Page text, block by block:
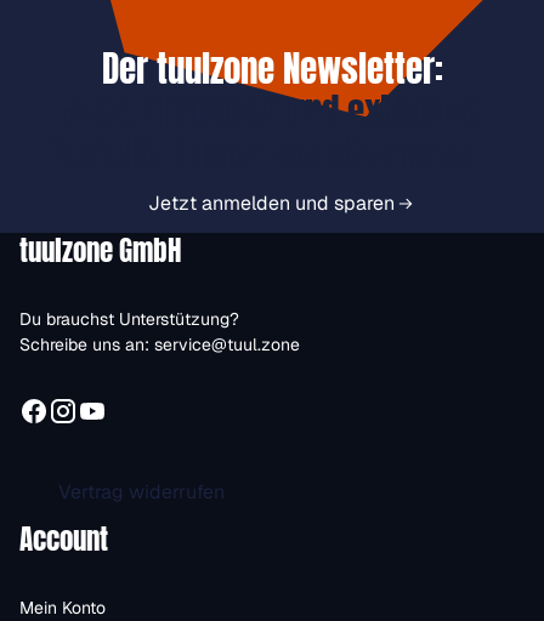
Der tuulzone Newsletter:
Jetzt anmelden und exklusive
Jetzt anmelden und sparen
tuulzone GmbH
Du brauchst Unterstützung?
Schreibe uns an: service@tuul.zone
Vertrag widerrufen
Account
Mein Konto